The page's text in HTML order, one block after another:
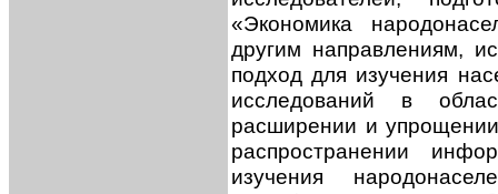
«Экономика
другим направлениям,
подход для изучения
исследований в
расширении и
распространении
изучения